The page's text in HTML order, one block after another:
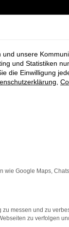
unsere
und Statistiken
die Einwilligung
wie Google Maps,
messen und zu
zu verfolgen